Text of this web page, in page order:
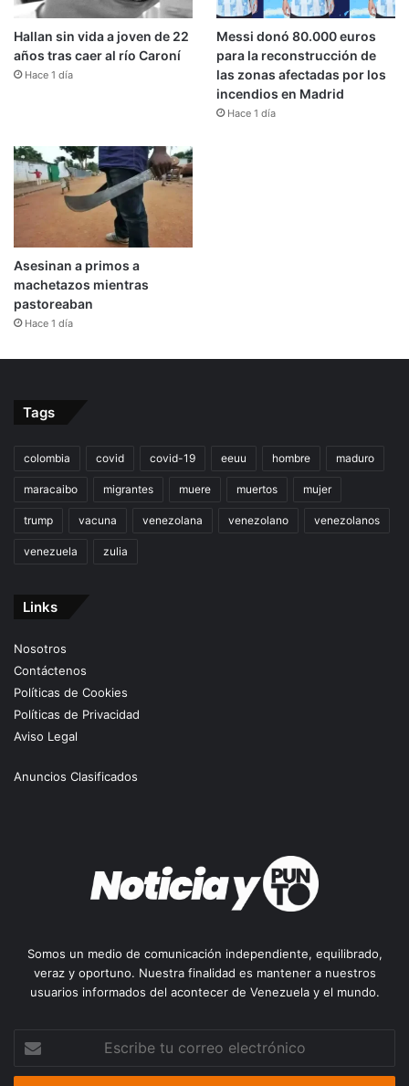
Hallan sin vida a joven de 22
años tras caer al río Caroní
Hace 1 día
Messi donó 80.000 euros
para la reconstrucción de
las zonas afectadas por los
incendios en Madrid
Hace 1 día
Asesinan a primos a
machetazos mientras
pastoreaban
Hace 1 día
Tags
colombia covid covid-19 eeuu hombre maduro
maracaibo migrantes muere muertos mujer
trump vacuna venezolana venezolano venezolanos
venezuela zulia
Links
Nosotros
Contáctenos
Políticas de Cookies
Políticas de Privacidad
Aviso Legal
Anuncios Clasificados
Somos un medio de comunicación independiente, equilibrado,
veraz y oportuno. Nuestra finalidad es mantener a nuestros
usuarios informados del acontecer de Venezuela y el mundo.
correo